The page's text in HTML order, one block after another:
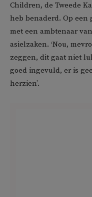
Children, de Tweede
heb benaderd. Op een
met een ambtenaar
asielzaken. ‘Nou,
zeggen, dit gaat niet
goed ingevuld, er is
herzien’.